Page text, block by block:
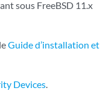
sous FreeBSD 11.x
Guide d’installation et
Devices.